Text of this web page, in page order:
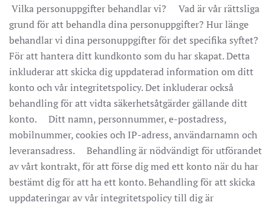
Vilka personuppgifter behandlar vi? Vad är vår rättsliga
grund för att behandla dina personuppgifter? Hur länge
behandlar vi dina personuppgifter för det specifika syftet?
För att hantera ditt kundkonto som du har skapat. Detta
inkluderar att skicka dig uppdaterad information om ditt
konto och vår integritetspolicy. Det inkluderar också
behandling för att vidta säkerhetsåtgärder gällande ditt
konto. Ditt namn, personnummer, e-postadress,
mobilnummer, cookies och IP-adress, användarnamn och
leveransadress. Behandling är nödvändigt för utförandet
av vårt kontrakt, för att förse dig med ett konto när du har
bestämt dig för att ha ett konto. Behandling för att skicka
uppdateringar av vår integritetspolicy till dig är